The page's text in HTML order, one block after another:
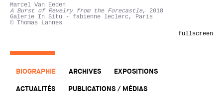
Marcel Van Eeden
A Burst of Revelry from the Forecastle, 2018
Galerie In Situ - fabienne leclerc, Paris
© Thomas Lannes
fullscreen
BIOGRAPHIE ARCHIVES
EXPOSITIONS
ACTUALITÉS
PUBLICATIONS / MÉDIAS